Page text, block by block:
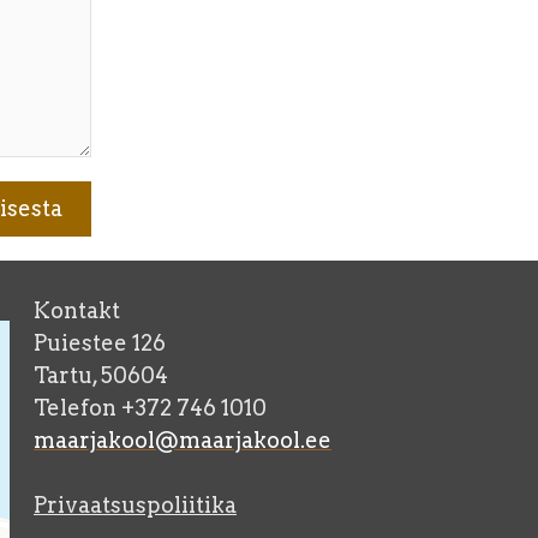
Kontakt
Puiestee 126
Tartu, 50604
Telefon +372 746 1010
maarjakool@maarjakool.ee
Privaatsuspoliitika